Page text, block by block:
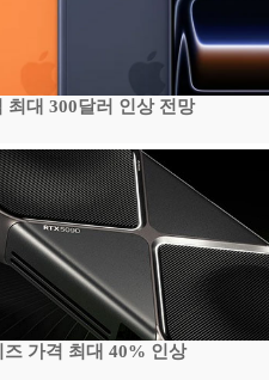
최대 300달러 인상 전망
가격 최대 40% 인상